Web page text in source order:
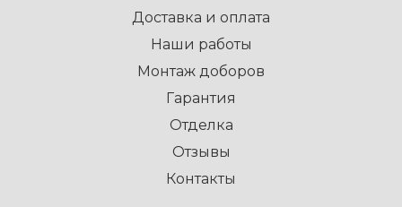
Доставка и оплата
Наши работы
Монтаж доборов
Гарантия
Отделка
Отзывы
Контакты